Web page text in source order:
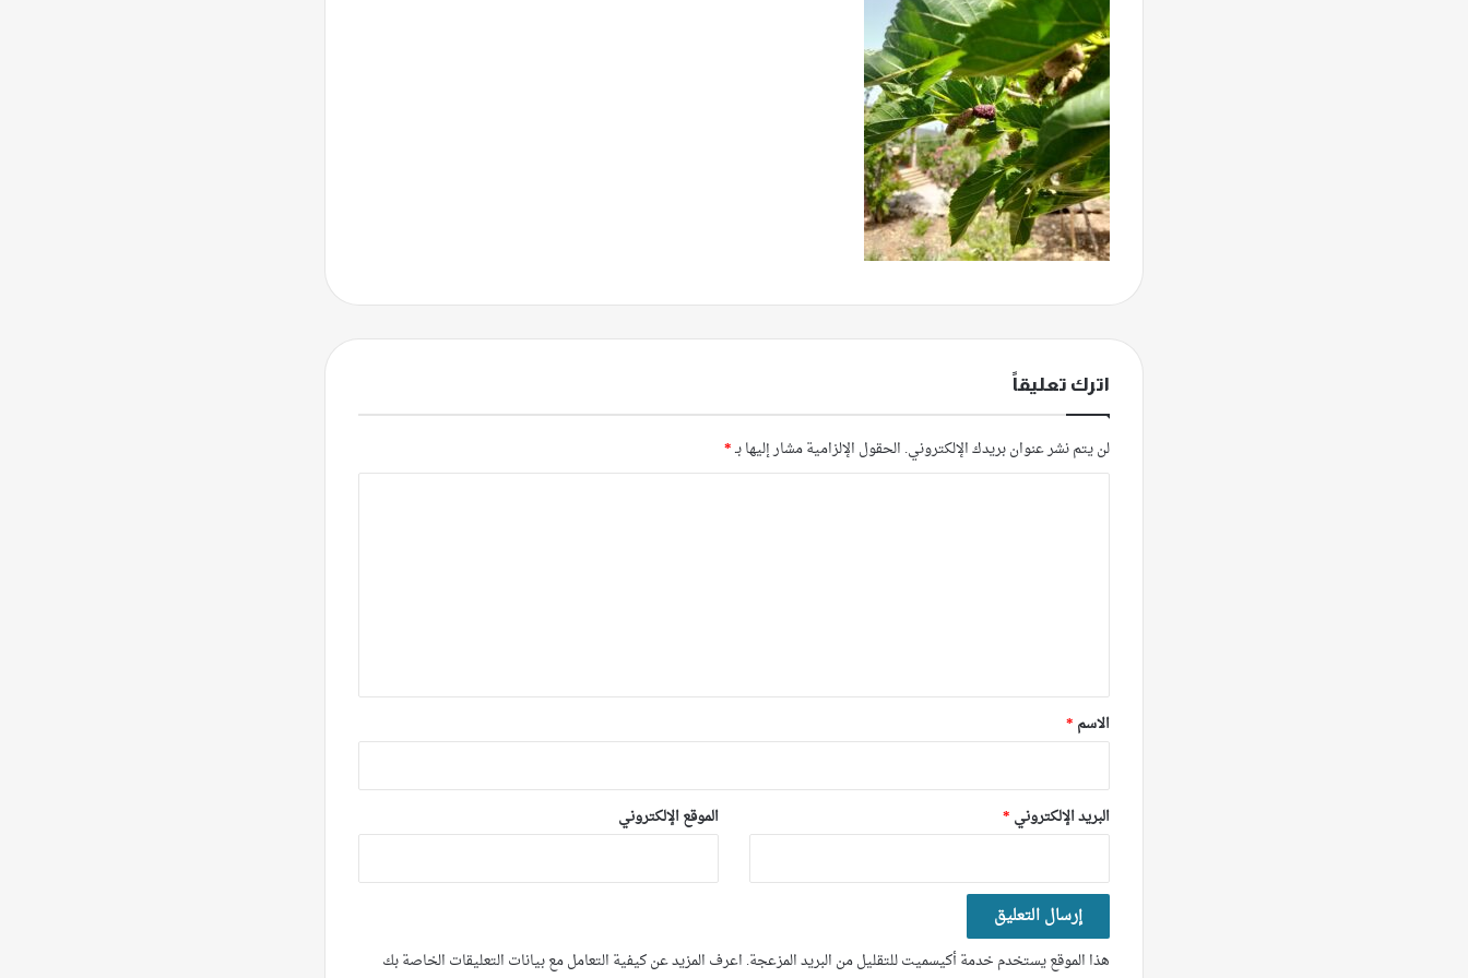
اترك تعليقاً
لن يتم نشر عنوان بريدك الإلكتروني. الحقول الإلزامية مشار إليها بـ*
*
الاسم *
البريد الإلكتروني * الموقع الإلكتروني
هذا الموقع يستخدم خدمة أكيسميت للتقليل من البريد المزعجة. اعرف المزيد عن كيفية التعامل مع بيانات التعليقات الخاصة بك